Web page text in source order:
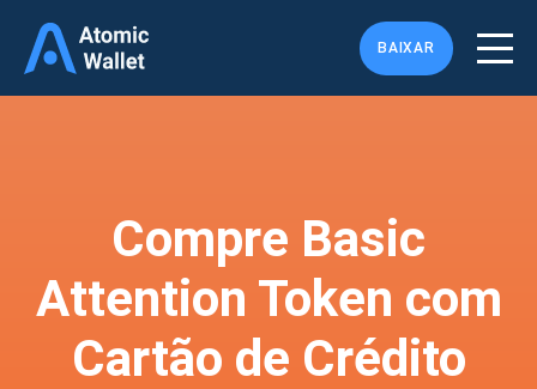
BAIXAR
Compre Basic
Attention Token com
Cartão de Crédito